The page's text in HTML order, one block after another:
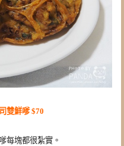
雙鮮嗲 $70
每塊都很紮實。